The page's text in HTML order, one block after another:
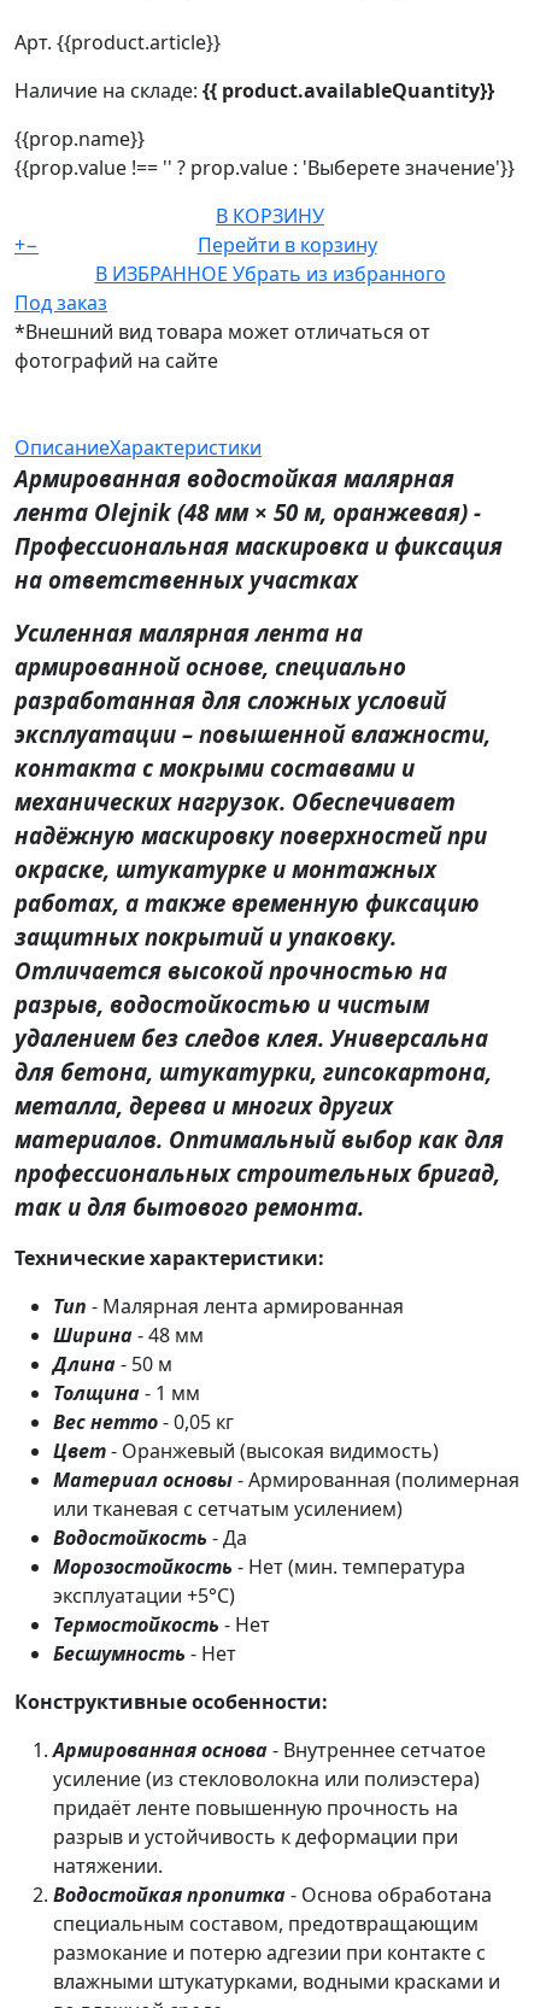
Арт. {{product.article}}
Наличие на складе: {{ product.availableQuantity}}
{{prop.name}}
{{prop.value !== '' ? prop.value : 'Выберете значение'}}
В КОРЗИНУ
+−
Перейти в корзину
В ИЗБРАННОЕ Убрать из избранного
Под заказ
*Внешний вид товара может отличаться от
фотографий на сайте
ОписаниеХарактеристики
Армированная водостойкая малярная
лента Olejnik (48 мм × 50 м, оранжевая) -
Профессиональная маскировка и фиксация
на ответственных участках
Усиленная малярная лента на
армированной основе, специально
разработанная для сложных условий
эксплуатации – повышенной влажности,
контакта с мокрыми составами и
механических нагрузок. Обеспечивает
надёжную маскировку поверхностей при
окраске, штукатурке и монтажных
работах, а также временную фиксацию
защитных покрытий и упаковку.
Отличается высокой прочностью на
разрыв, водостойкостью и чистым
удалением без следов клея. Универсальна
для бетона, штукатурки, гипсокартона,
металла, дерева и многих других
материалов. Оптимальный выбор как для
профессиональных строительных бригад,
так и для бытового ремонта.
Технические характеристики:
Тип - Малярная лента армированная
Ширина- 48 мм
Длина- 50 м
Толщина- 1 мм
Вес нетто- 0,05 кг
Цвет- Оранжевый (высокая видимость)
Материал основы- Армированная (полимерная
или тканевая с сетчатым усилением)
Водостойкость - Да
Морозостойкость - Нет (мин. температура
эксплуатации +5°C)
Термостойкость - Нет
Бесшумность - Нет
Конструктивные особенности:
Армированная основа- Внутреннее сетчатое
усиление (из стекловолокна или полиэстера)
придаёт ленте повышенную прочность на
разрыв и устойчивость к деформации при
натяжении.
Водостойкая пропитка- Основа обработана
специальным составом, предотвращающим
размокание и потерю адгезии при контакте с
влажными штукатурками, водными красками и